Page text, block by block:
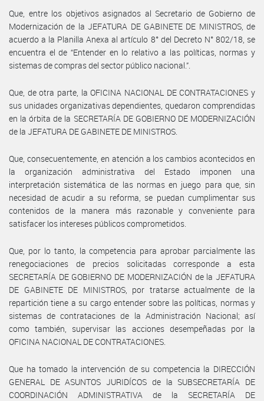
Que, entre los objetivos asignados al Secretario de Gobierno de
Modernización de la JEFATURA DE GABINETE DE MINISTROS, de
acuerdo a la Planilla Anexa al artículo 8° del Decreto N° 802/18, se
encuentra el de “Entender en lo relativo a las políticas, normas y
sistemas de compras del sector público nacional.”.
Que, de otra parte, la OFICINA NACIONAL DE CONTRATACIONES y
sus unidades organizativas dependientes, quedaron comprendidas
en la órbita de la SECRETARÍA DE GOBIERNO DE MODERNIZACIÓN
de la JEFATURA DE GABINETE DE MINISTROS.
Que, consecuentemente, en atención a los cambios acontecidos en
la organización administrativa del Estado imponen una
interpretación sistemática de las normas en juego para que, sin
necesidad de acudir a su reforma, se puedan cumplimentar sus
contenidos de la manera más razonable y conveniente para
satisfacer los intereses públicos comprometidos.
Que, por lo tanto, la competencia para aprobar parcialmente las
renegociaciones de precios solicitadas corresponde a esta
SECRETARÍA DE GOBIERNO DE MODERNIZACIÓN de la JEFATURA
DE GABINETE DE MINISTROS, por tratarse actualmente de la
repartición tiene a su cargo entender sobre las políticas, normas y
sistemas de contrataciones de la Administración Nacional; así
como también, supervisar las acciones desempeñadas por la
OFICINA NACIONAL DE CONTRATACIONES.
Que ha tomado la intervención de su competencia la DIRECCIÓN
GENERAL DE ASUNTOS JURIDÍCOS de la SUBSECRETARÍA DE
COORDINACIÓN ADMINISTRATIVA de la SECRETARÍA DE